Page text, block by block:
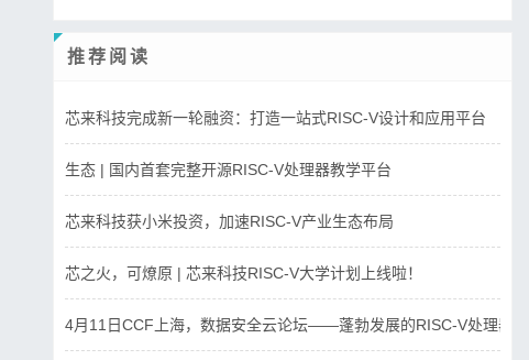
推荐阅读
芯来科技完成新一轮融资：打造一站式RISC-V设计和应用平台
生态 | 国内首套完整开源RISC-V处理器教学平台
芯来科技获小米投资，加速RISC-V产业生态布局
芯之火，可燎原 | 芯来科技RISC-V大学计划上线啦！
4月11日CCF上海，数据安全云论坛——蓬勃发展的RISC-V处理器